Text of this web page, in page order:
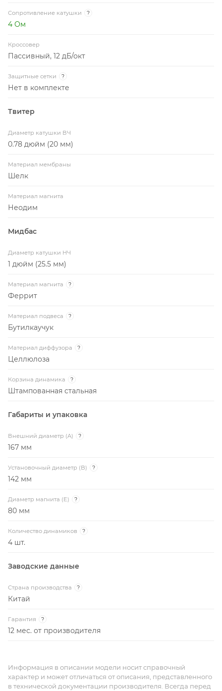
Сопротивление катушки ?
4 Ом
Кроссовер
Пассивный, 12 дБ/окт
Защитные сетки ?
Нет в комплекте
Твитер
Диаметр катушки ВЧ
0.78 дюйм (20 мм)
Материал мембраны
Шелк
Материал магнита
Неодим
Мидбас
Диаметр катушки НЧ
1 дюйм (25.5 мм)
Материал магнита ?
Феррит
Материал подвеса ?
Бутилкаучук
Материал диффузора ?
Целлюлоза
Корзина динамика ?
Штампованная стальная
Габариты и упаковка
Внешний диаметр (A) ?
167 мм
Установочный диаметр (B) ?
142 мм
Диаметр магнита (E) ?
80 мм
Количество динамиков ?
4 шт.
Заводские данные
Страна производства ?
Китай
Гарантия ?
12 мес. от производителя
Информация в описании модели носит справочный
характер и может отличаться от описания, представленного
в технической документации производителя. Всегда перед